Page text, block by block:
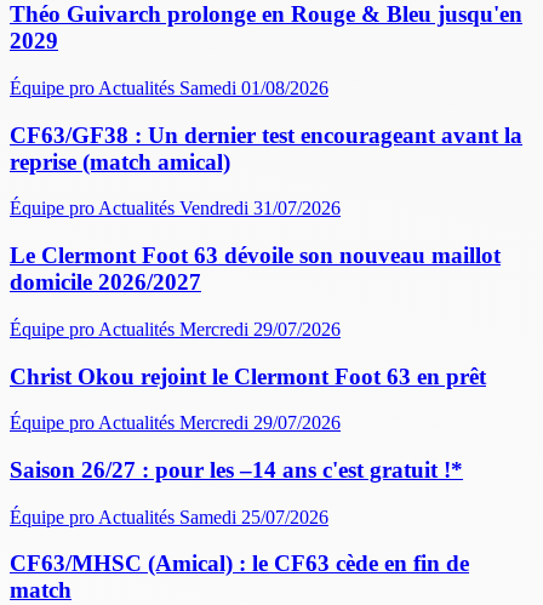
Théo Guivarch prolonge en Rouge & Bleu jusqu'en
2029
Équipe pro Actualités Samedi 01/08/2026
CF63/GF38 : Un dernier test encourageant avant la
reprise (match amical)
Équipe pro Actualités Vendredi 31/07/2026
Le Clermont Foot 63 dévoile son nouveau maillot
domicile 2026/2027
Équipe pro Actualités Mercredi 29/07/2026
Christ Okou rejoint le Clermont Foot 63 en prêt
Équipe pro Actualités Mercredi 29/07/2026
Saison 26/27 : pour les –14 ans c'est gratuit !*
Équipe pro Actualités Samedi 25/07/2026
CF63/MHSC (Amical) : le CF63 cède en fin de
match